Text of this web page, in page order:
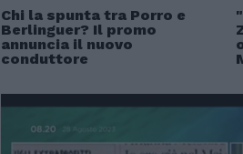
Chi la spunta tra Porro e
Berlinguer? Il promo
annuncia il nuovo
conduttore